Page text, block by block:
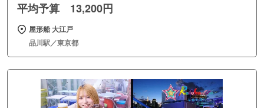
平均予算 13,200円
屋形船 大江戸
品川駅／東京都